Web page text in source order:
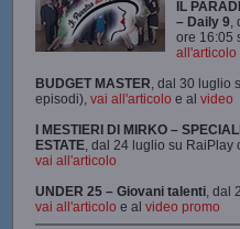
IL
– Daily 9
ore 16:05
all'articolo
BUDGET MASTER , dal 30 luglio
episodi), vai all'articolo e al video
I MESTIERI DI MIRKO –
ESTATE , dal 24 luglio su RaiPlay
vai all'articolo
UNDER 25 – Giovani talenti , dal
vai all'articolo e al video promo